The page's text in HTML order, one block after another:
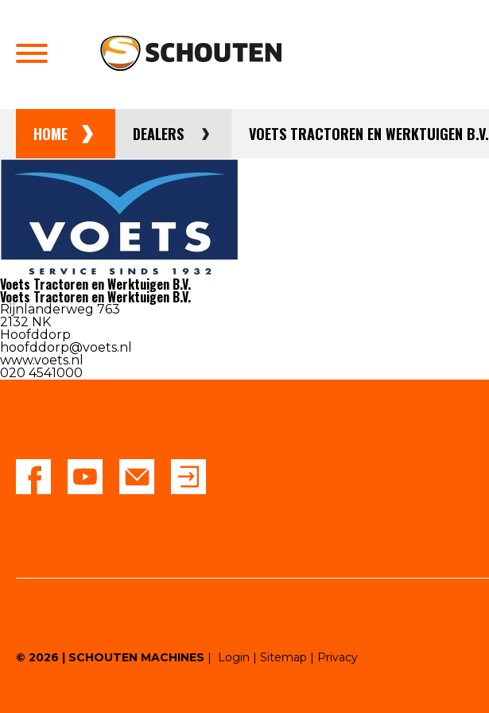
Agrotechniek
Groentechniek
Onderdelen en service
Occasions
Over schouten
Nieuws
Dealers
HOME DEALERS VOETS TRACTOREN EN WERKTUIGEN B.V.
Voets Tractoren en Werktuigen B.V.
Voets Tractoren en Werktuigen B.V.
Rijnlanderweg 763
2132 NK
Hoofddorp
hoofddorp@voets.nl
www.voets.nl
020 4541000
© 2026 | SCHOUTEN MACHINES | Login | Sitemap | Privacy